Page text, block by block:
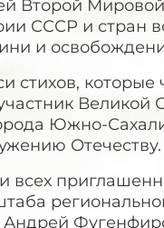
Второй
СССР и стран
и
стихов,
Великой
Южно-
Отечеству.
Андрей